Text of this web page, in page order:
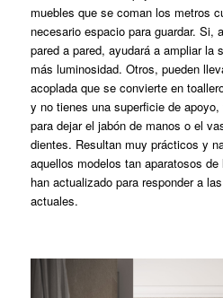
muebles que se coman los metros
necesario espacio para guardar. Si,
pared a pared, ayudará a ampliar la
más luminosidad. Otros, pueden
acoplada que se convierte en
y no tienes una superficie de
para dejar el jabón de manos o el
dientes. Resultan muy prácticos y
aquellos modelos tan aparatosos
han actualizado para responder a
actuales.